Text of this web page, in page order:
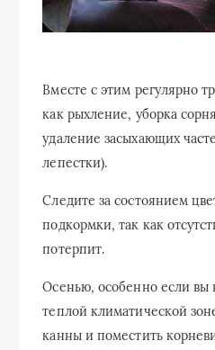
Вместе с этим регулярно
как рыхление, уборка
удаление засыхающих
лепестки).
Следите за состоянием
подкормки, так как
потерпит.
Осенью, особенно если вы
теплой климатической
канны и поместить